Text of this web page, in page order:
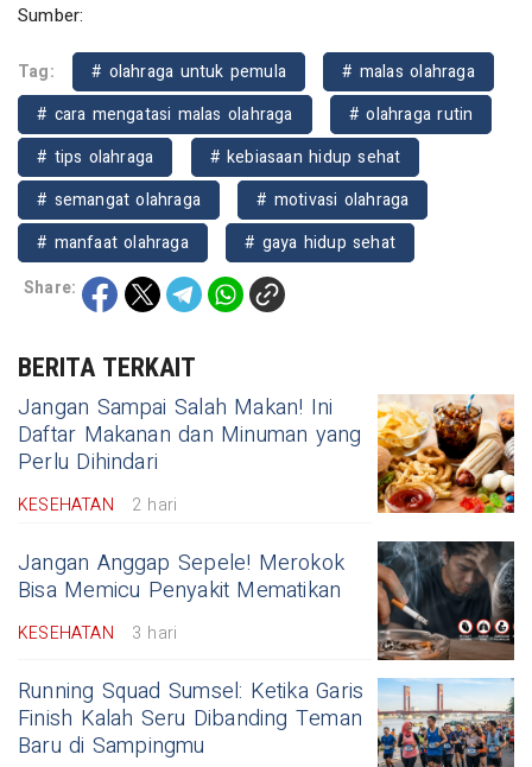
Sumber:
Tag: # olahraga untuk pemula
# malas olahraga
# cara mengatasi malas olahraga
# olahraga rutin
# tips olahraga
# kebiasaan hidup sehat
# semangat olahraga
# motivasi olahraga
# manfaat olahraga
# gaya hidup sehat
Share:
BERITA TERKAIT
Jangan Sampai Salah Makan! Ini
Daftar Makanan dan Minuman yang
Perlu Dihindari
KESEHATAN 2 hari
Jangan Anggap Sepele! Merokok
Bisa Memicu Penyakit Mematikan
KESEHATAN 3 hari
Running Squad Sumsel: Ketika Garis
Finish Kalah Seru Dibanding Teman
Baru di Sampingmu